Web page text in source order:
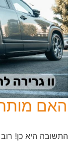
האם מותר
התשובה היא כן!